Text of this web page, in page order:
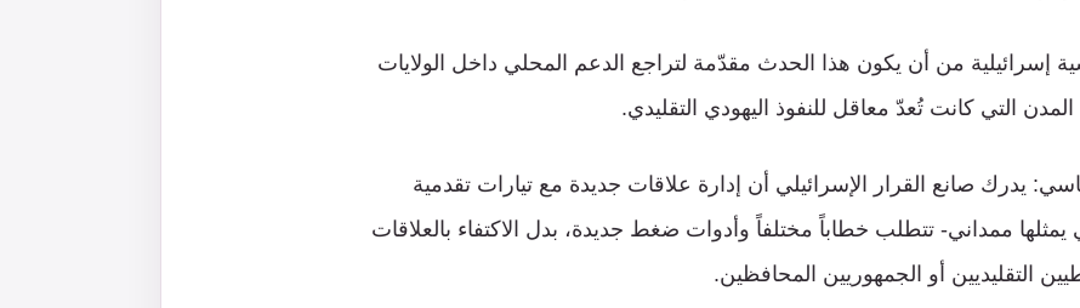
إسرائيلية من أن يكون هذا الحدث مقدّمة لتراجع الدعم المحلي داخل الولايات
التي كانت تُعدّ معاقل للنفوذ اليهودي التقليدي.
يدرك صانع القرار الإسرائيلي أن إدارة علاقات جديدة مع تيارات تقدمية
يمثلها ممداني- تتطلب خطاباً مختلفاً وأدوات ضغط جديدة، بدل الاكتفاء بالعلاقات
التقليديين أو الجمهوريين المحافظين.